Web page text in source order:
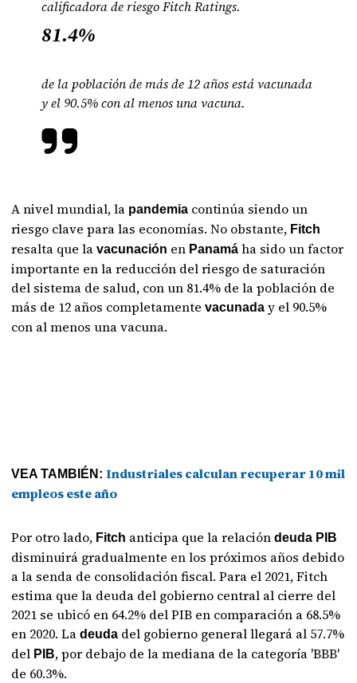
calificadora de riesgo Fitch Ratings.
81.4%
de la población de más de 12 años está vacunada
y el 90.5% con al menos una vacuna.
A nivel mundial, la pandemia continúa siendo un
riesgo clave para las economías. No obstante, Fitch
resalta que lavacunación en Panamá ha sido un factor
importante en la reducción del riesgo de saturación
del sistema de salud, con un 81.4% de la población de
más de 12 años completamentevacunada y el 90.5%
con al menos una vacuna.
VEA TAMBIÉN:Industriales calculan recuperar 10 mil
empleos este año
Por otro lado, Fitch anticipa que la relacióndeuda PIB
disminuirá gradualmente en los próximos años debido
a la senda de consolidación fiscal. Para el 2021, Fitch
estima que la deuda del gobierno central al cierre del
2021 se ubicó en 64.2% del PIB en comparación a 68.5%
en 2020. Ladeuda del gobierno general llegará al 57.7%
del PIB, por debajo de la mediana de la categoría 'BBB'
de 60.3%.